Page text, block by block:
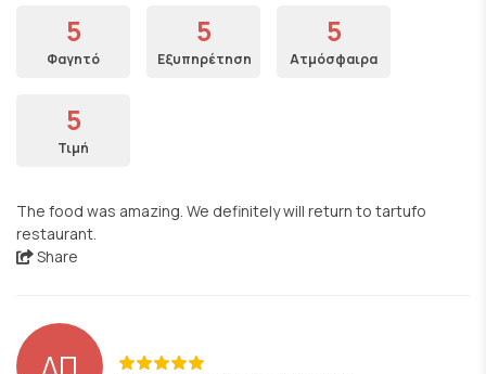
5
Φαγητό
5
Εξυπηρέτηση
5
Ατμόσφαιρα
5
Τιμή
The food was amazing. We definitely will return to tartufo
restaurant.
Share
ΔΠ